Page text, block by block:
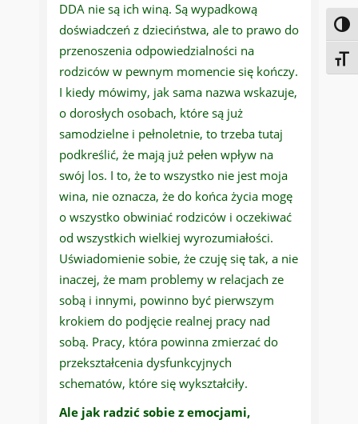
DDA nie są ich winą. Są wypadkową
doświadczeń z dzieciństwa, ale to prawo do
przenoszenia odpowiedzialności na
rodziców w pewnym momencie się kończy.
I kiedy mówimy, jak sama nazwa wskazuje,
o dorosłych osobach, które są już
samodzielne i pełnoletnie, to trzeba tutaj
podkreślić, że mają już pełen wpływ na
swój los. I to, że to wszystko nie jest moja
wina, nie oznacza, że do końca życia mogę
o wszystko obwiniać rodziców i oczekiwać
od wszystkich wielkiej wyrozumiałości.
Uświadomienie sobie, że czuję się tak, a nie
inaczej, że mam problemy w relacjach ze
sobą i innymi, powinno być pierwszym
krokiem do podjęcie realnej pracy nad
sobą. Pracy, która powinna zmierzać do
przekształcenia dysfunkcyjnych
schematów, które się wykształciły.
Ale jak radzić sobie z emocjami,